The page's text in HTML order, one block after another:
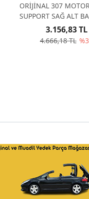
ORİJİNAL 307
SUPPORT SAĞ ALT
1807HS
4.666,18 TL
3.156,83 TL